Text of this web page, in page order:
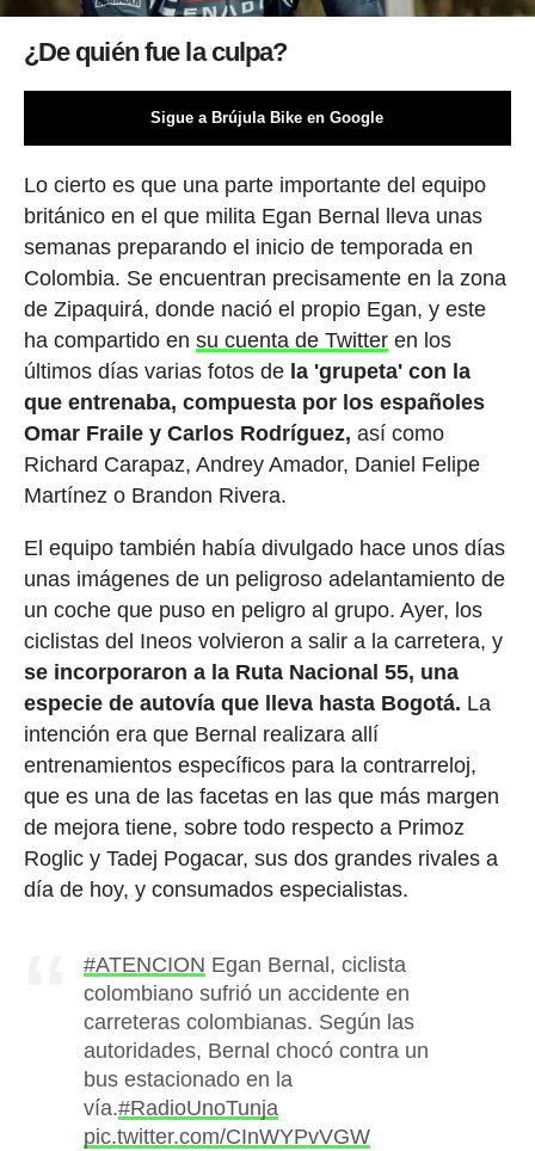
¿De quién fue la culpa?
Sigue a Brújula Bike en Google
Lo cierto es que una parte importante del equipo
británico en el que milita Egan Bernal lleva unas
semanas preparando el inicio de temporada en
Colombia. Se encuentran precisamente en la zona
de Zipaquirá, donde nació el propio Egan, y este
ha compartido en su cuenta de Twitteren los
últimos días varias fotos de la 'grupeta' con la
que entrenaba, compuesta por los españoles
Omar Fraile y Carlos Rodríguez, así como
Richard Carapaz, Andrey Amador, Daniel Felipe
Martínez o Brandon Rivera.
El equipo también había divulgado hace unos días
unas imágenes de un peligroso adelantamiento de
un coche que puso en peligro al grupo. Ayer, los
ciclistas del Ineos volvieron a salir a la carretera, y
se incorporaron a la Ruta Nacional 55, una
especie de autovía que lleva hasta Bogotá. La
intención era que Bernal realizara allí
entrenamientos específicos para la contrarreloj,
que es una de las facetas en las que más margen
de mejora tiene, sobre todo respecto a Primoz
Roglic y Tadej Pogacar, sus dos grandes rivales a
día de hoy, y consumados especialistas.
#ATENCION Egan Bernal, ciclista
colombiano sufrió un accidente en
carreteras colombianas. Según las
autoridades, Bernal chocó contra un
bus estacionado en la
vía.#RadioUnoTunja
pic.twitter.com/CInWYPvVGW